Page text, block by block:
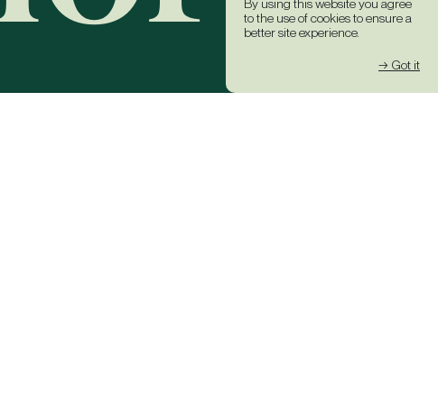
By using this website you agree
to the use of cookies to ensure a
better site experience.
→ Got it